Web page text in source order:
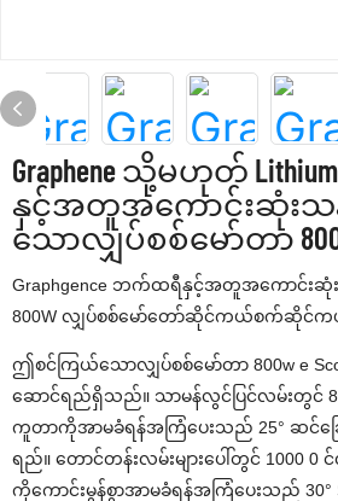
Graphene သို့မဟုတ်
နှင့်အတူအကောင်းဆုံးသ
သောလျှပ်စစ်မော်တာ
Graphgence ဘက်ထရီနှင့်အတူအကောင်းဆုံး
800W လျှပ်စစ်မော်တော်ဆိုင်ကယ်စက်ဆိုင်
ဤစင်ကြယ်သောလျှပ်စစ်မော်တာ 800w e
ဆောင်ရည်ရှိသည်။ သာမန်လွင်ပြင်လမ်းတွင်
ကူတာကိုအာမခံရန်အကြံပေးသည် 25° ဆင်ခြ
ရည်။ တောင်တန်းလမ်းများပေါ်တွင် 1000
ကိုကောင်းမွန်စွာအာမခံရန်အကြံပေးသည် 30°